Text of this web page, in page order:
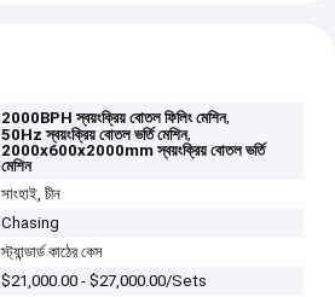
2000BPH স্বয়ংক্রিয় বোতল ফিলিং মেশিন,
50Hz স্বয়ংক্রিয় বোতল ভর্তি মেশিন,
2000x600x2000mm স্বয়ংক্রিয় বোতল ভর্তি
মেশিন
সাংহাই, চীন
Chasing
স্ট্যান্ডার্ড কাঠের কেস
$21,000.00 - $27,000.00/Sets